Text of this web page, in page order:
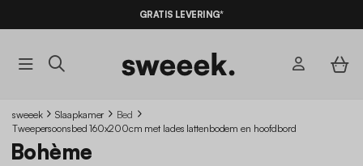
AANBIEDINGEN*MET DE
GRATIS LEVERING*
sweeek Slaapkamer
Bed
Tweepersoonsbed 160x200cm met lades lattenbodem en hoofdbord
Bohème